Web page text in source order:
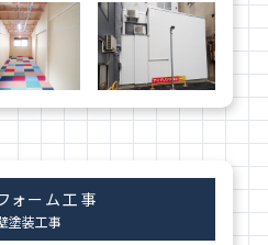
ォーム工事
塗装工事